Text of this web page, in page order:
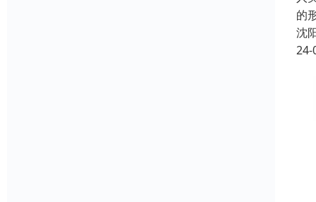
的
沈
24-